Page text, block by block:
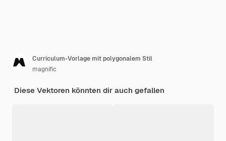
Curriculum-Vorlage mit polygonalem Stil
magnific
Diese Vektoren könnten dir auch gefallen